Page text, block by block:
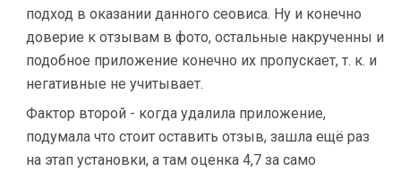
подход в оказании данного сеовиса. Ну и конечно
доверие к отзывам в фото, остальные накрученны и
подобное приложение конечно их пропускает, т. к. и
негативные не учитывает.
Фактор второй - когда удалила приложение,
подумала что стоит оставить отзыв, зашла ещё раз
на этап установки, а там оценка 4,7 за само